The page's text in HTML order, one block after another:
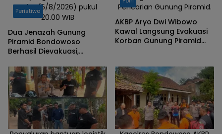
Rabu (5/8/2026) pukul
20.00 WIB
Peristiwa
Dua Jenazah Gunung
Piramid Bondowoso
Berhasil Dievakuasi,
Tim Gabungan
Pencarian Gunung Piramid.
AKBP Aryo Dwi Wibowo
Kawal Langsung Evakuasi
Korban Gunung Piramid